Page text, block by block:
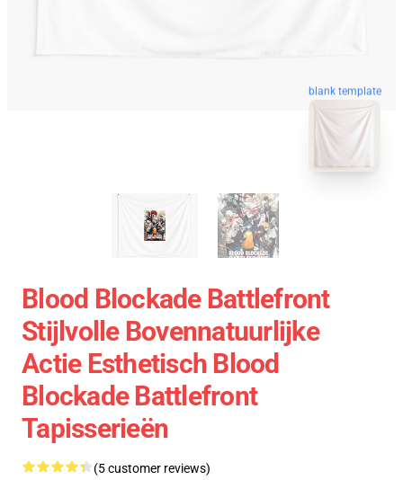
blank template
Blood Blockade Battlefront
Stijlvolle Bovennatuurlijke
Actie Esthetisch Blood
Blockade Battlefront
Tapisserieën
(5 customer reviews)